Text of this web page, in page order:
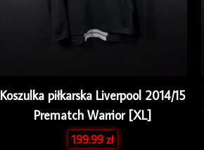
Koszulka piłkarska Liverpool 2014/15
Prematch Warrior [XL]
199.99zł